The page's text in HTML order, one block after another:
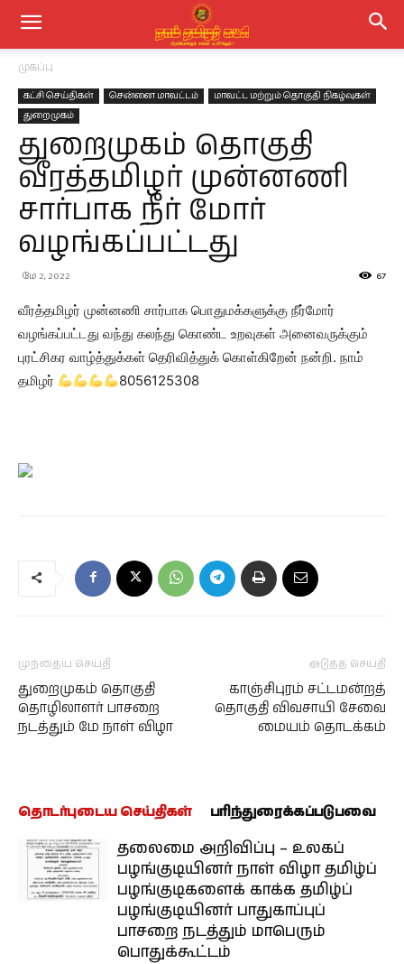
முகப்பு
கட்சி செய்திகள் சென்னை மாவட்டம்
மாவட்ட மற்றும் தொகுதி நிகழ்வுகள்
துறைமுகம்
துறைமுகம் தொகுதி
வீரத்தமிழர் முன்னணி
சார்பாக நீர் மோர்
வழங்கப்பட்டது
மே 2, 2022 67
வீரத்தமிழர் முன்னணி சார்பாக பொதுமக்களுக்கு நீர்மோர்
வழங்கப்பட்டது வந்து கலந்து கொண்ட உறவுகள் அனைவருக்கும்
புரட்சிகர வாழ்த்துக்கள் தெரிவித்துக் கொள்கிறேன் நன்றி. நாம்
தமிழர்
8056125308
முந்தைய செய்தி
துறைமுகம் தொகுதி
தொழிலாளர் பாசறை
நடத்தும் மே நாள் விழா
அடுத்த செய்தி
காஞ்சிபுரம் சட்டமன்றத்
தொகுதி விவசாயி சேவை
மையம் தொடக்கம்
தொடர்புடைய செய்திகள் பரிந்துரைக்கப்படுபவை
தலைமை அறிவிப்பு – உலகப்
பழங்குடியினர் நாள் விழா தமிழ்ப்
பழங்குடிகளைக் காக்க தமிழ்ப்
பழங்குடியினர் பாதுகாப்புப்
பாசறை நடத்தும் மாபெரும்
பொதுக்கூட்டம்